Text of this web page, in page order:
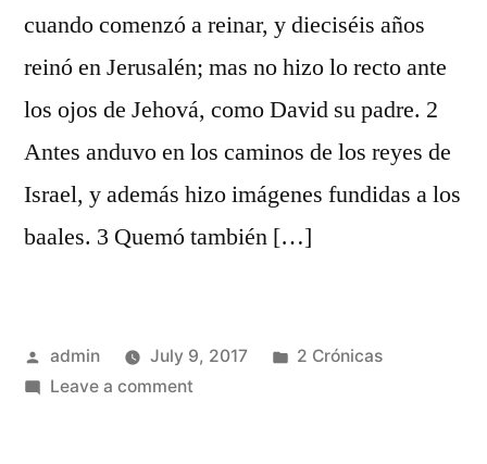
cuando comenzó a reinar, y dieciséis años
reinó en Jerusalén; mas no hizo lo recto ante
los ojos de Jehová, como David su padre. 2
Antes anduvo en los caminos de los reyes de
Israel, y además hizo imágenes fundidas a los
baales. 3 Quemó también […]
Posted
by
admin July 9, 2017
Posted
2 Crónicas
Leave a commenton